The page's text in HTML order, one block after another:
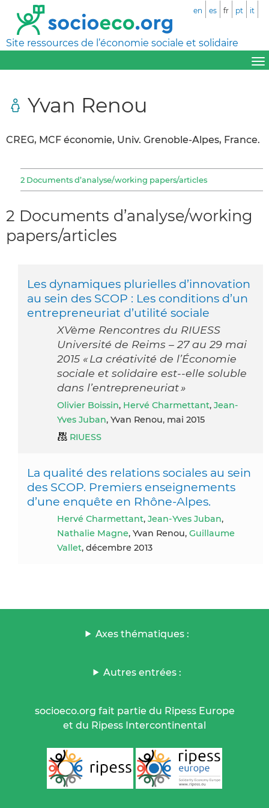
Site ressources de l’économie sociale et solidaire
en es fr pt it
Yvan Renou
CREG, MCF économie, Univ. Grenoble-Alpes, France.
2 Documents d’analyse/working papers/articles
2 Documents d’analyse/working
papers/articles
Les dynamiques plurielles d’innovation
au sein des SCOP : Les conditions d’un
entrepreneuriat d’utilité sociale
XVème Rencontres du RIUESS
Université de Reims – 27 au 29 mai
2015 « La créativité de l’Économie
sociale et solidaire est-­‐elle soluble
dans l’entrepreneuriat »
Olivier Boissin, Hervé Charmettant, Jean-
Yves Juban, Yvan Renou, mai 2015
RIUESS
La qualité des relations sociales au sein
des SCOP. Premiers enseignements
d’une enquête en Rhône-Alpes.
Hervé Charmettant, Jean-Yves Juban,
Nathalie Magne, Yvan Renou, Guillaume
Vallet, décembre 2013
Axes thématiques :
Autres entrées :
socioeco.org fait partie du Ripess Europe
et du Ripess Intercontinental